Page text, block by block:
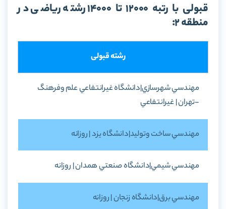
قبولی با رتبه 12000 تا 14000 رشته ریاضی در
منطقه 2:
رشته قبولی
مهندسي شهرسازي|دانشگاه غيرانتفاعي علم وفرهنگ
-تهران | غيرانتفاعي
مهندسي ساخت وتوليد|دانشگاه يزد | روزانه
مهندسي شيمي|دانشگاه صنعتي همدان | روزانه
مهندسي برق|دانشگاه زنجان | روزانه